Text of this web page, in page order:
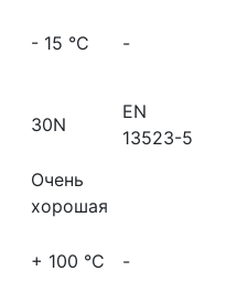
- 15 °C -
30N
EN
13523-5
Очень
хорошая
+ 100 °C -